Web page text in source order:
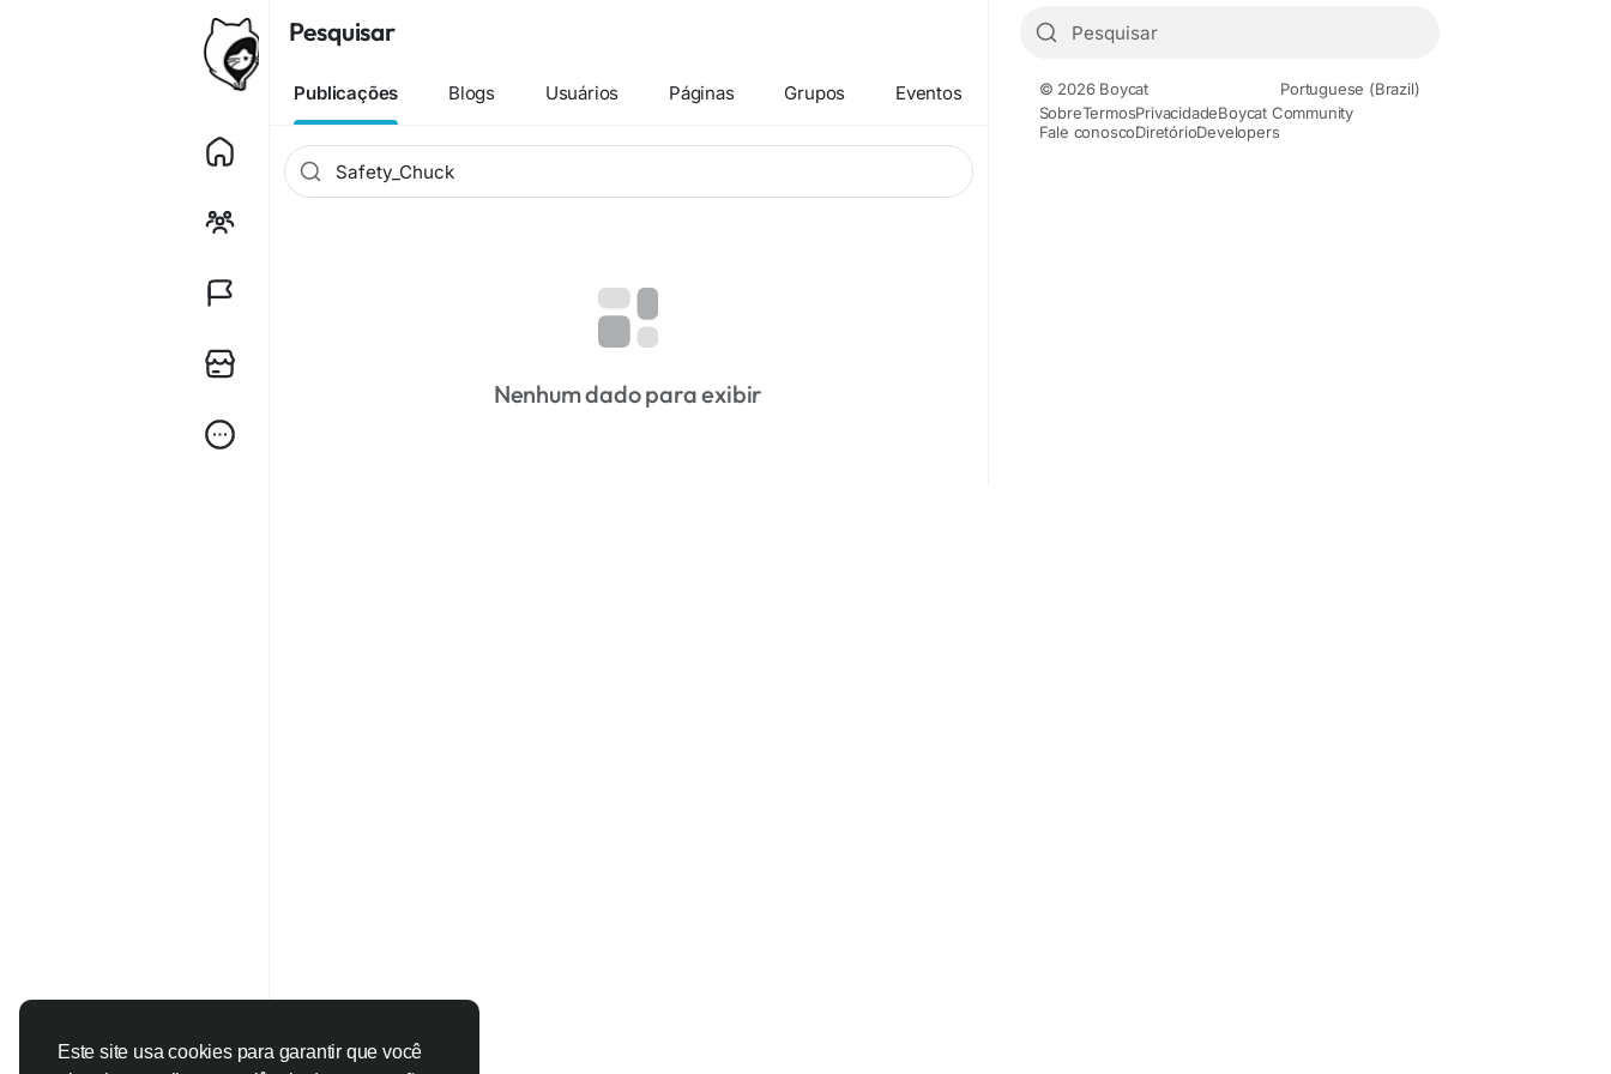
Este site usa cookies para garantir que você
Pesquisar
Publicações Blogs Usuários Páginas Grupos Eventos
Nenhum dado para exibir
© 2026 Boycat
Portuguese (Brazil)
SobreTermosPrivacidadeBoycat Community
Fale conoscoDiretórioDevelopers